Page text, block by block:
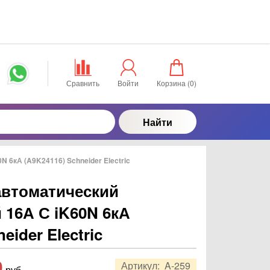
Сравнить Войти Корзина (0)
Найти
6кА (A9K24116) Schneider Electric
С iK60N 6кА
Electric
Артикул: A-259